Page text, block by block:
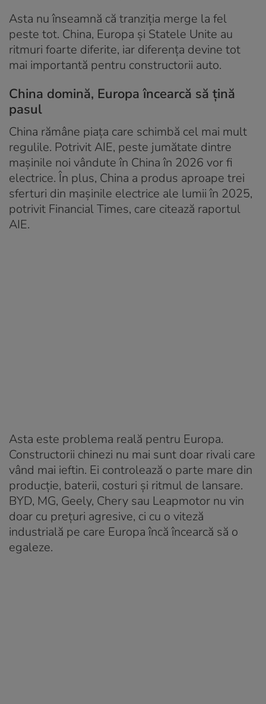
Asta nu înseamnă că tranziția merge la fel
peste tot. China, Europa și Statele Unite au
ritmuri foarte diferite, iar diferența devine tot
mai importantă pentru constructorii auto.
China domină, Europa încearcă să țină
pasul
China rămâne piața care schimbă cel mai mult
regulile. Potrivit AIE, peste jumătate dintre
mașinile noi vândute în China în 2026 vor fi
electrice. În plus, China a produs aproape trei
sferturi din mașinile electrice ale lumii în 2025,
potrivit Financial Times, care citează raportul
AIE.
Asta este problema reală pentru Europa.
Constructorii chinezi nu mai sunt doar rivali care
vând mai ieftin. Ei controlează o parte mare din
producție, baterii, costuri și ritmul de lansare.
BYD, MG, Geely, Chery sau Leapmotor nu vin
doar cu prețuri agresive, ci cu o viteză
industrială pe care Europa încă încearcă să o
egaleze.